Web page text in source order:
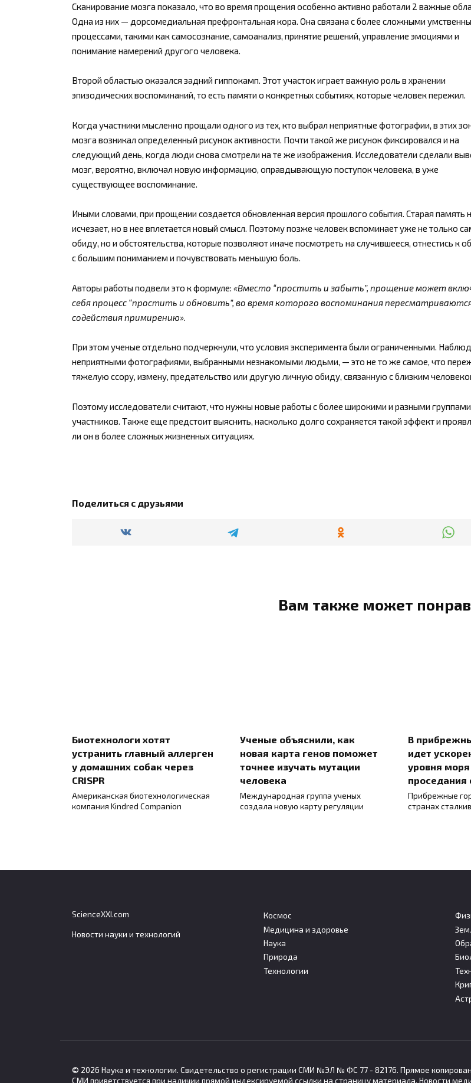
Сканирование мозга показало, что во время прощения особенно активно работали 2 важные
Одна из них — дорсомедиальная префронтальная кора. Она связана с более сложными
процессами, такими как самосознание, самоанализ, принятие решений, управление эмоциями и
понимание намерений другого человека.
Второй областью оказался задний гиппокамп. Этот участок играет важную роль в хранении
эпизодических воспоминаний, то есть памяти о конкретных событиях, которые человек пережил.
Когда участники мысленно прощали одного из тех, кто выбрал неприятные фотографии, в этих
мозга возникал определенный рисунок активности. Почти такой же рисунок фиксировался и на
следующий день, когда люди снова смотрели на те же изображения. Исследователи сделали
мозг, вероятно, включал новую информацию, оправдывающую поступок человека, в уже
существующее воспоминание.
Иными словами, при прощении создается обновленная версия прошлого события. Старая память
исчезает, но в нее вплетается новый смысл. Поэтому позже человек вспоминает уже не только
обиду, но и обстоятельства, которые позволяют иначе посмотреть на случившееся, отнестись к
с большим пониманием и почувствовать меньшую боль.
Авторы работы подвели это к формуле: «Вместо “простить и забыть”, прощение может
себя процесс “простить и обновить”, во время которого воспоминания
содействия примирению».
При этом ученые отдельно подчеркнули, что условия эксперимента были ограниченными.
неприятными фотографиями, выбранными незнакомыми людьми, — это не то же самое, что
тяжелую ссору, измену, предательство или другую личную обиду, связанную с близким
Поэтому исследователи считают, что нужны новые работы с более широкими и разными группами
участников. Также еще предстоит выяснить, насколько долго сохраняется такой эффект и
ли он в более сложных жизненных ситуациях.
Поделиться с друзьями
Вам также может
Биотехнологи хотят
устранить главный аллерген
у домашних собак через
CRISPR
Американская биотехнологическая
компания Kindred Companion
Ученые объяснили, как
новая карта генов поможет
точнее изучать мутации
человека
Международная группа ученых
создала новую карту регуляции
В
идет
уровня
проседания
Прибрежные
странах
Российские учёные нашли
энергоэффективный способ
Кольский
опроверг
открытии
Кольский
опроверг
ScienceXXI.com
Новости науки и технологий
Космос
Медицина и здоровье
Наука
Природа
Технологии
© 2026 Наука и технологии. Свидетельство о регистрации СМИ №ЭЛ № ФС 77 - 82176. Прямое
СМИ приветствуется при наличии прямой индексируемой ссылки на страницу материала. Новости